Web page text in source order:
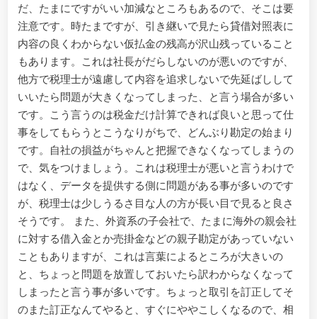
だ、たまにですがいい加減なところもあるので、そこは要
注意です。時たまですが、引き継いで見たら貸借対照表に
内容の良くわからない仮払金の残高が沢山残っていること
もあります。これは社長がだらしないのが悪いのですが、
他方で税理士が遠慮して内容を追求しないで先延ばしして
いいたら問題が大きくなってしまった、と言う場合が多い
です。こう言うのは税金だけ計算できれば良いと思って仕
事をしてもらうとこうなりがちで、どんぶり勘定の始まり
です。自社の損益がちゃんと把握できなくなってしまうの
で、気をつけましょう。これは税理士が悪いと言うわけで
はなく、データを提供する側に問題がある事が多いのです
が、税理士は少しうるさ目な人の方が長い目で見ると良さ
そうです。 また、外資系の子会社で、たまに海外の親会社
に対する借入金とか売掛金などの親子勘定があっていない
こともありますが、これは言葉によるところが大きいの
と、ちょっと問題を放置しておいたら訳わからなくなって
しまったと言う事が多いです。ちょっと取引を訂正してそ
のまた訂正なんてやると、すぐにややこしくなるので、相